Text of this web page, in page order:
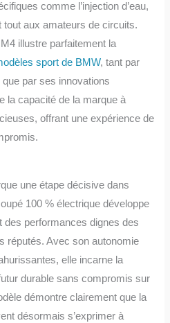
comme l’injection d’eau,
tout aux amateurs de circuits.
illustre parfaitement la
sport de BMW, tant par
par ses innovations
la capacité de la marque à
offrant une expérience de
une étape décisive dans
100 % électrique développe
des performances dignes des
réputés. Avec son autonomie
elle incarne la
durable sans compromis sur
démontre clairement que la
désormais s’exprimer à